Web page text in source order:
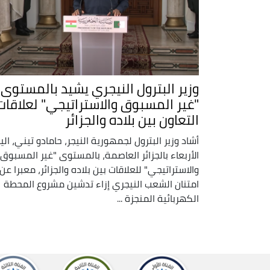
وزير البترول النيجري يشيد بالمستوى
"غير المسبوق والاستراتيجي"
التعاون بين بلاده والجزائر
أشاد وزير البترول لجمهورية النيجر، حامادو تيني،
الأربعاء بالجزائر العاصمة، بالمستوى "غير المسبوق
والاستراتيجي" للعلاقات بين بلاده والجزائر، معبرا عن
امتنان الشعب النيجري إزاء تدشين مشروع المحطة
الكهربائية المنجزة ...